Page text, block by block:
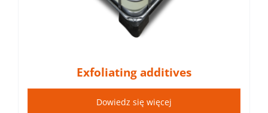
Exfoliating additives
Dowiedz się więcej